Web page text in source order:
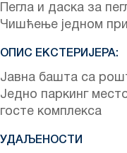
Пегла и даска за
Чишћење једном
ОПИС ЕКСТЕРИЈЕРА:
Јавна башта са
Једно паркинг
госте комплекса
УДАЉЕНОСТИ